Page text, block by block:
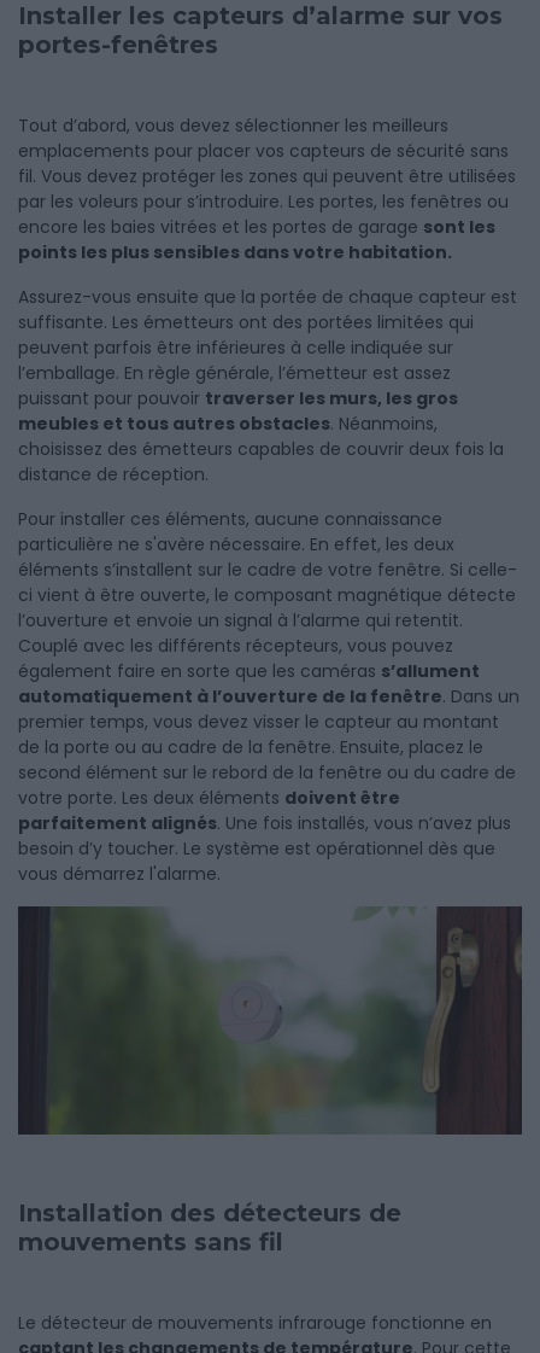
Installer les capteurs d’alarme sur vos
portes-fenêtres
Tout d’abord, vous devez sélectionner les meilleurs
emplacements pour placer vos capteurs de sécurité sans
fil. Vous devez protéger les zones qui peuvent être utilisées
par les voleurs pour s’introduire. Les portes, les fenêtres ou
encore les baies vitrées et les portes de garage sont les
points les plus sensibles dans votre habitation.
Assurez-vous ensuite que la portée de chaque capteur est
suffisante. Les émetteurs ont des portées limitées qui
peuvent parfois être inférieures à celle indiquée sur
l’emballage. En règle générale, l’émetteur est assez
puissant pour pouvoir traverser les murs, les gros
meubles et tous autres obstacles. Néanmoins,
choisissez des émetteurs capables de couvrir deux fois la
distance de réception.
Pour installer ces éléments, aucune connaissance
particulière ne s'avère nécessaire. En effet, les deux
éléments s’installent sur le cadre de votre fenêtre. Si celle-
ci vient à être ouverte, le composant magnétique détecte
l’ouverture et envoie un signal à l’alarme qui retentit.
Couplé avec les différents récepteurs, vous pouvez
également faire en sorte que les caméras s’allument
automatiquement à l’ouverture de la fenêtre. Dans un
premier temps, vous devez visser le capteur au montant
de la porte ou au cadre de la fenêtre. Ensuite, placez le
second élément sur le rebord de la fenêtre ou du cadre de
votre porte. Les deux éléments doivent être
parfaitement alignés. Une fois installés, vous n’avez plus
besoin d’y toucher. Le système est opérationnel dès que
vous démarrez l'alarme.
Installation des détecteurs de
mouvements sans fil
Le détecteur de mouvements infrarouge fonctionne en
captant les changements de température. Pour cette